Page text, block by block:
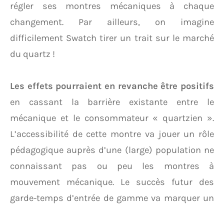
régler ses montres mécaniques à chaque
changement. Par ailleurs, on imagine
difficilement Swatch tirer un trait sur le marché
du quartz !
Les effets pourraient en revanche être positifs
en cassant la barrière existante entre le
mécanique et le consommateur « quartzien ».
L’accessibilité de cette montre va jouer un rôle
pédagogique auprès d’une (large) population ne
connaissant pas ou peu les montres à
mouvement mécanique. Le succès futur des
garde-temps d’entrée de gamme va marquer un